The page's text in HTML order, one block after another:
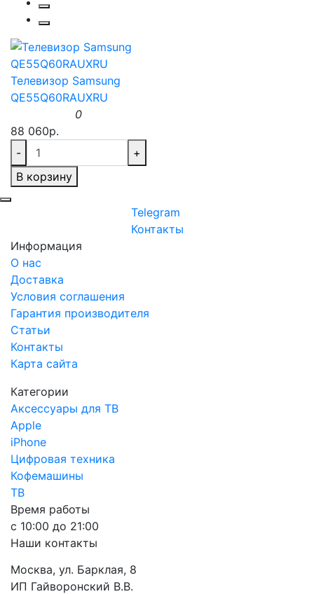
Телевизор Samsung
QE55Q60RAUXRU
0
88 060р.
-
+
В корзину
Telegram
Контакты
Информация
О нас
Доставка
Условия соглашения
Гарантия производителя
Статьи
Контакты
Карта сайта
Категории
Аксессуары для ТВ
Apple
iPhone
Цифровая техника
Кофемашины
ТВ
Время работы
с 10:00 до 21:00
Наши контакты
Москва, ул. Барклая, 8
ИП Гайворонский В.В.